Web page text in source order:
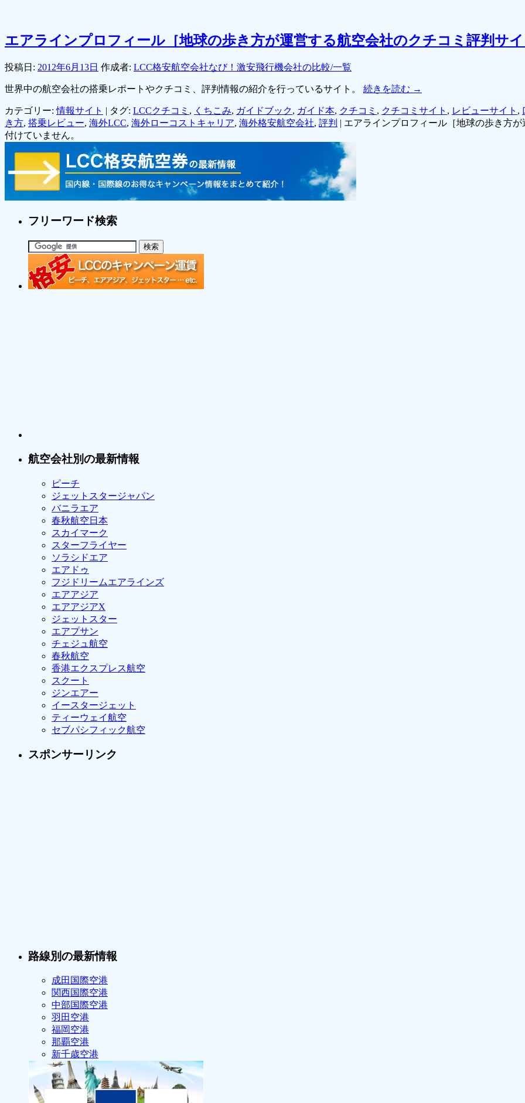
エアラインプロフィール［地球の歩き方が運営する航空会社のクチコミ評判サ
投稿日: 2012年6月13日 作成者: LCC格安航空会社なび！激安飛行機会社の比較/一覧
世界中の航空会社の搭乗レポートやクチコミ、評判情報の紹介を行っているサイト。 続きを読む →
カテゴリー: 情報サイト | タグ: LCCクチコミ , くちこみ, ガイドブック, ガイド本, クチコミ , クチコミサイト , レビューサイト ,
き方, 搭乗レビュー, 海外LCC, 海外ローコストキャリア, 海外格安航空会社, 評判 | エアラインプロフィール［地球の歩き方
付けていません。
フリーワード検索
航空会社別の最新情報
ピーチ
ジェットスタージャパン
バニラエア
春秋航空日本
スカイマーク
スターフライヤー
ソラシドエア
エアドゥ
フジドリームエアラインズ
エアアジア
エアアジアX
ジェットスター
エアプサン
チェジュ航空
春秋航空
香港エクスプレス航空
スクート
ジンエアー
イースタージェット
ティーウェイ航空
セブパシフィック航空
スポンサーリンク
路線別の最新情報
成田国際空港
関西国際空港
中部国際空港
羽田空港
福岡空港
那覇空港
新千歳空港